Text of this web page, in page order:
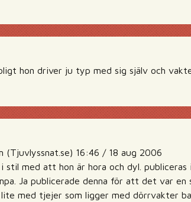
hon driver ju typ med sig själv och
(Tjuvlyssnat.se) 16:46 / 18 aug 2006
stil med att hon är hora och dyl.
Ja publicerade denna för att det var en
med tjejer som ligger med dörrvakter